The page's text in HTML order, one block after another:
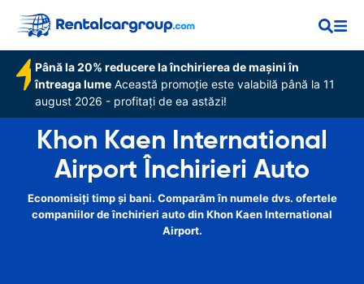
Până la 20% reducere la închirierea de mașini în
întreaga lume Această promoție este valabilă până la 11
august 2026 - profitați de ea astăzi!
Khon Kaen International
Airport Închirieri Auto
Economisiți timp și bani. Comparăm în numele dvs. ofertele
companiilor de închirieri auto din Khon Kaen International
Airport.